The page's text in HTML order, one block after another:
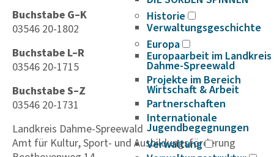
Historie
Verwaltungsgeschichte
Europa
Europaarbeit im Landkreis
Dahme-Spreewald
Projekte im Bereich
Wirtschaft & Arbeit
Partnerschaften
Internationale
Jugendbegegnungen
Verwaltung
Buchstabe G–K
03546 20-1802
Buchstabe L–R
03546 20-1715
Buchstabe S–Z
03546 20-1731
Landkreis Dahme-Spreewald
Amt für Kultur, Sport- und Ausbildungsförderung